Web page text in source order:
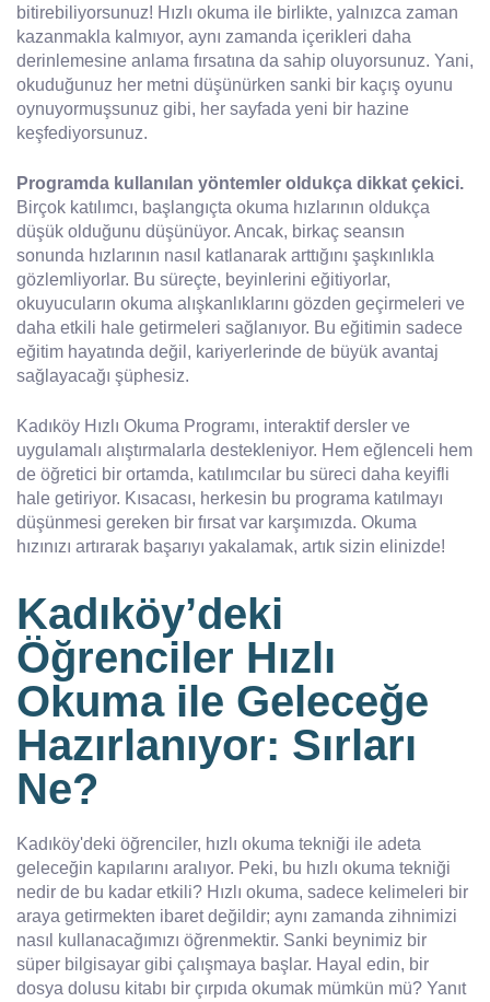
bitirebiliyorsunuz! Hızlı okuma ile birlikte, yalnızca zaman
kazanmakla kalmıyor, aynı zamanda içerikleri daha
derinlemesine anlama fırsatına da sahip oluyorsunuz. Yani,
okuduğunuz her metni düşünürken sanki bir kaçış oyunu
oynuyormuşsunuz gibi, her sayfada yeni bir hazine
keşfediyorsunuz.
Programda kullanılan yöntemler oldukça dikkat çekici.
Birçok katılımcı, başlangıçta okuma hızlarının oldukça
düşük olduğunu düşünüyor. Ancak, birkaç seansın
sonunda hızlarının nasıl katlanarak arttığını şaşkınlıkla
gözlemliyorlar. Bu süreçte, beyinlerini eğitiyorlar,
okuyucuların okuma alışkanlıklarını gözden geçirmeleri ve
daha etkili hale getirmeleri sağlanıyor. Bu eğitimin sadece
eğitim hayatında değil, kariyerlerinde de büyük avantaj
sağlayacağı şüphesiz.
Kadıköy Hızlı Okuma Programı, interaktif dersler ve
uygulamalı alıştırmalarla destekleniyor. Hem eğlenceli hem
de öğretici bir ortamda, katılımcılar bu süreci daha keyifli
hale getiriyor. Kısacası, herkesin bu programa katılmayı
düşünmesi gereken bir fırsat var karşımızda. Okuma
hızınızı artırarak başarıyı yakalamak, artık sizin elinizde!
Kadıköy’deki
Öğrenciler Hızlı
Okuma ile Geleceğe
Hazırlanıyor: Sırları
Ne?
Kadıköy'deki öğrenciler, hızlı okuma tekniği ile adeta
geleceğin kapılarını aralıyor. Peki, bu hızlı okuma tekniği
nedir de bu kadar etkili? Hızlı okuma, sadece kelimeleri bir
araya getirmekten ibaret değildir; aynı zamanda zihnimizi
nasıl kullanacağımızı öğrenmektir. Sanki beynimiz bir
süper bilgisayar gibi çalışmaya başlar. Hayal edin, bir
dosya dolusu kitabı bir çırpıda okumak mümkün mü? Yanıt